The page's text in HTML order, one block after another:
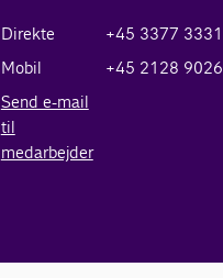
Direkte
+45 3377 3331
Mobil
+45 2128 9026
Send e-mail
til
medarbejder